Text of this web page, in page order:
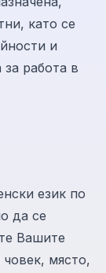
като се
и
работа в
език по
да се
Вашите
място,